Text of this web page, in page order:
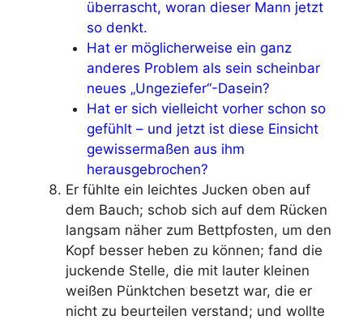
überrascht, woran dieser Mann jetzt
so denkt.
Hat er möglicherweise ein ganz
anderes Problem als sein scheinbar
neues „Ungeziefer“-Dasein?
Hat er sich vielleicht vorher schon so
gefühlt – und jetzt ist diese Einsicht
gewissermaßen aus ihm
herausgebrochen?
Er fühlte ein leichtes Jucken oben auf
dem Bauch; schob sich auf dem Rücken
langsam näher zum Bettpfosten, um den
Kopf besser heben zu können; fand die
juckende Stelle, die mit lauter kleinen
weißen Pünktchen besetzt war, die er
nicht zu beurteilen verstand; und wollte